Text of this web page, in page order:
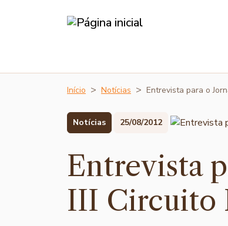
Início Notícias Entrevista para o
Notícias 25/08/2012
Entrevista
III Circuito